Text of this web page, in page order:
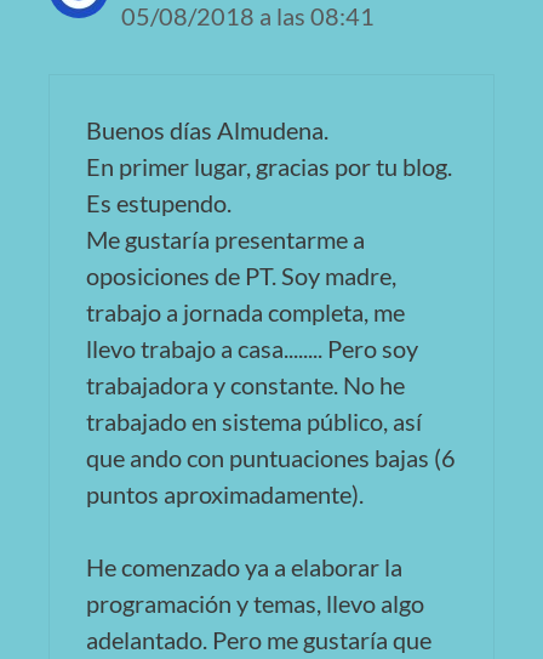
05/08/2018 a las 08:41
Buenos días Almudena.
En primer lugar, gracias por tu blog.
Es estupendo.
Me gustaría presentarme a
oposiciones de PT. Soy madre,
trabajo a jornada completa, me
llevo trabajo a casa........ Pero soy
trabajadora y constante. No he
trabajado en sistema público, así
que ando con puntuaciones bajas (6
puntos aproximadamente).
He comenzado ya a elaborar la
programación y temas, llevo algo
adelantado. Pero me gustaría que